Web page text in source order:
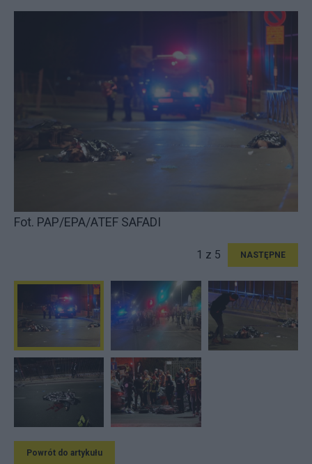
Fot. PAP/EPA/ATEF SAFADI
1 z 5 NASTĘPNE
Powrót do artykułu